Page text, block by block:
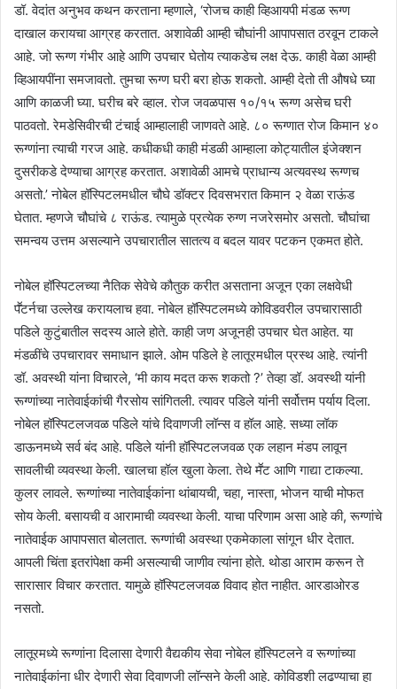
डॉ. वेदांत अनुभव कथन करताना म्हणाले, ‘रोजच काही व्हिआयपी मंडळ रूग्ण
दाखाल करायचा आग्रह करतात. अशावेळी आम्ही चौघांनी आपापसात ठरवून टाकले
आहे. जो रूग्ण गंभीर आहे आणि उपचार घेतोय त्याकडेच लक्ष देऊ. काही वेळा आम्ही
व्हिआयपींना समजावतो. तुमचा रूग्ण घरी बरा होऊ शकतो. आम्ही देतो ती औषधे घ्या
आणि काळजी घ्या. घरीच बरे व्हाल. रोज जवळपास १०/१५ रूग्ण असेच घरी
पाठवतो. रेमडेसिवीरची टंचाई आम्हालाही जाणवते आहे. ८० रूग्णात रोज किमान ४०
रूग्णांना त्याची गरज आहे. कधीकधी काही मंडळी आम्हाला कोट्यातील इंजेक्शन
दुसरीकडे देण्याचा आग्रह करतात. अशावेळी आमचे प्राधान्य अत्यवस्थ रूग्णच
असतो.’ नोबेल हॉस्पिटलमधील चौघे डॉक्टर दिवसभरात किमान २ वेळा राऊंड
घेतात. म्हणजे चौघांचे ८ राऊंड. त्यामुळे प्रत्येक रुग्ण नजरेसमोर असतो. चौघांचा
समन्वय उत्तम असल्याने उपचारातील सातत्य व बदल यावर पटकन एकमत होते.
नोबेल हॉस्पिटलच्या नैतिक सेवेचे कौतुक करीत असताना अजून एका लक्षवेधी
पॕटर्नचा उल्लेख करायलाच हवा. नोबेल हॉस्पिटलमध्ये कोविडवरील उपचारासाठी
पडिले कुटुंबातील सदस्य आले होते. काही जण अजूनही उपचार घेत आहेत. या
मंडळींचे उपचारावर समाधान झाले. ओम पडिले हे लातूरमधील प्रस्थ आहे. त्यांनी
डॉ. अवस्थी यांना विचारले, ‘मी काय मदत करू शकतो ?’ तेव्हा डॉ. अवस्थी यांनी
रूग्णांच्या नातेवाईकांची गैरसोय सांगितली. त्यावर पडिले यांनी सर्वोत्तम पर्याय दिला.
नोबेल हॉस्पिटलजवळ पडिले यांचे दिवाणजी लॉन्स व हॉल आहे. सध्या लॉक
डाऊनमध्ये सर्व बंद आहे. पडिले यांनी हॉस्पिटलजवळ एक लहान मंडप लावून
सावलीची व्यवस्था केली. खालचा हॉल खुला केला. तेथे मॕट आणि गाद्या टाकल्या.
कुलर लावले. रूग्णांच्या नातेवाईकांना थांबायची, चहा, नास्ता, भोजन याची मोफत
सोय केली. बसायची व आरामाची व्यवस्था केली. याचा परिणाम असा आहे की, रूग्णांचे
नातेवाईक आपापसात बोलतात. रूग्णांची अवस्था एकमेकाला सांगून धीर देतात.
आपली चिंता इतरांपेक्षा कमी असल्याची जाणीव त्यांना होते. थोडा आराम करून ते
सारासार विचार करतात. यामुळे हॉस्पिटलजवळ विवाद होत नाहीत. आरडाओरड
नसतो.
लातूरमध्ये रूग्णांना दिलासा देणारी वैद्यकीय सेवा नोबेल हॉस्पिटलने व रूग्णांच्या
नातेवाईकांना धीर देणारी सेवा दिवाणजी लॉन्सने केली आहे. कोविडशी लढण्याचा हा